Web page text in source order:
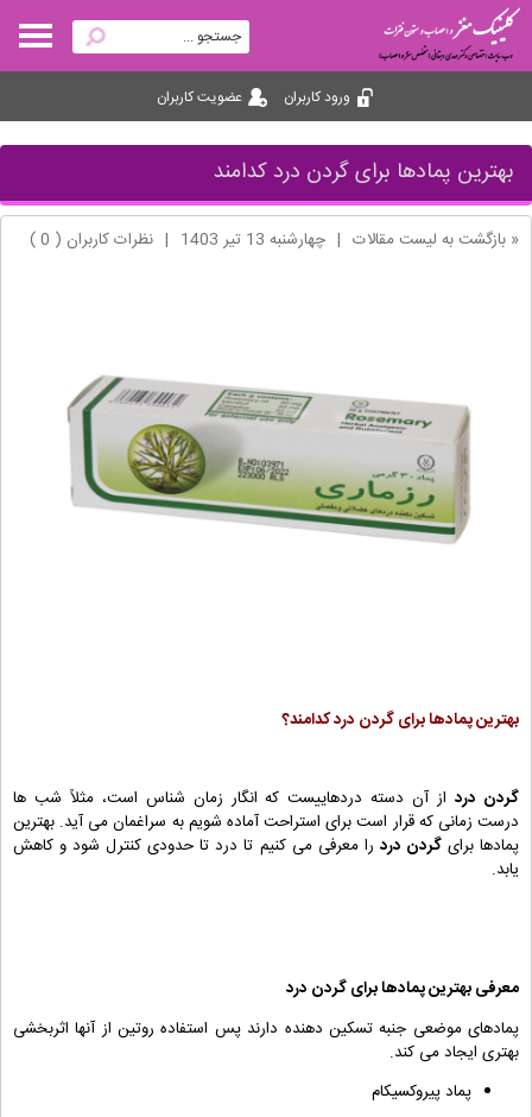
ورود کاربران عضویت کاربران
بهترین پمادها برای گردن درد کدامند
« بازگشت به لیست مقالات | چهارشنبه 13 تير 1403 | نظرات کاربران ( 0 )
بهترین پمادها برای گردن درد کدامند؟
گردن درداز آن دسته دردهاییست که انگار زمان شناس است، مثلاً شب ها
درست زمانی که قرار است برای استراحت آماده شویم به سراغمان می آید. بهترین
پمادها برایگردن درد را معرفی می کنیم تا درد تا حدودی کنترل شود و کاهش
یابد.
معرفی بهترین پمادها برایگردن درد
پمادهای موضعی جنبه تسکین دهنده دارند پس استفاده روتین از آنها اثربخشی
بهتری ایجاد می کند.
پماد پیروکسیکام